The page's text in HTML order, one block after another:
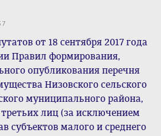
от 18 сентября 2017 года
Правил формирования,
опубликования перечня
Низовского сельского
муниципального района,
лиц (за исключением
субъектов малого и среднего